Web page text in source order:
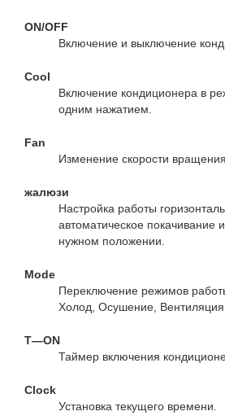
ON/OFF
Включение и выключение
Cool
Включение кондиционера в
одним нажатием.
Fan
Изменение скорости
жалюзи
Настройка работы
автоматическое покачивание
нужном положении.
Mode
Переключение режимов
Холод, Осушение, Вентиляция
T—ON
Таймер включения
Clock
Установка текущего времени.